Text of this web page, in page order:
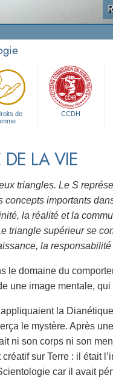
de
CCDH
LA VIE
triangles. Le S
importants
la réalité et la
triangle supérieur se
la
le domaine du
une image mentale,
la
le mystère. Après
ni son corps ni son
sur Terre : il était
car il avait